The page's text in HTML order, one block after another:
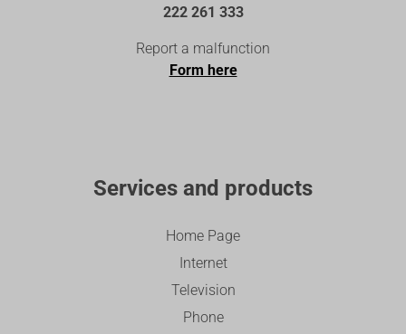
222 261 333
Report a malfunction
Form here
Services and products
Home Page
Internet
Television
Phone